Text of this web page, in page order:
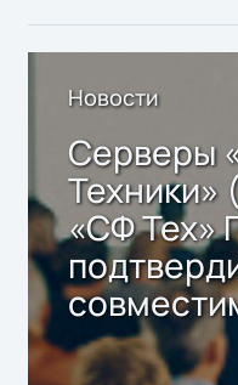
Новости
Серверы
Техники»
«СФ Тех»
решением